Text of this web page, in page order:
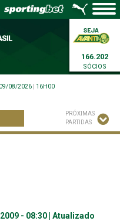
166.202
SÓCIOS
09/08/2026
16H00
PRÓXIMAS
PARTIDAS
- 08:30 | Atualizado